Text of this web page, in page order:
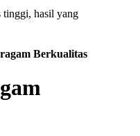
tinggi, hasil yang
Berkualitas